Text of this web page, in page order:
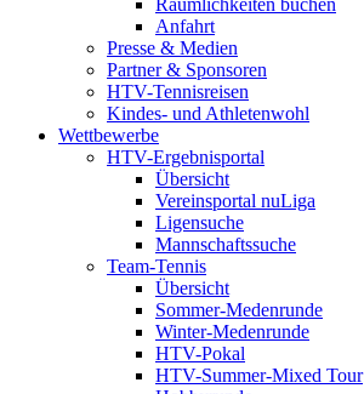
Räumlichkeiten buchen
Anfahrt
Presse & Medien
Partner & Sponsoren
HTV-Tennisreisen
Kindes- und Athletenwohl
Wettbewerbe
HTV-Ergebnisportal
Übersicht
Vereinsportal nuLiga
Ligensuche
Mannschaftssuche
Team-Tennis
Übersicht
Sommer-Medenrunde
Winter-Medenrunde
HTV-Pokal
HTV-Summer-Mixed Tour